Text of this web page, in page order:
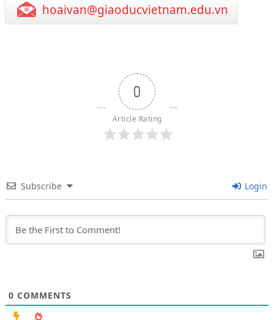
hoaivan@giaoducvietnam.edu.vn
0
Article Rating
Subscribe Login
0 COMMENTS